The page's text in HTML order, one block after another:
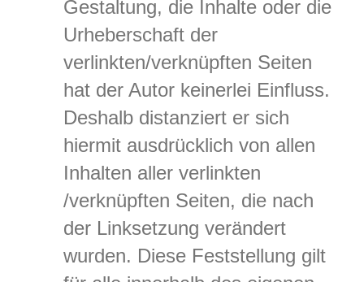
Gestaltung, die Inhalte oder die
Urheberschaft der
verlinkten/verknüpften Seiten
hat der Autor keinerlei Einfluss.
Deshalb distanziert er sich
hiermit ausdrücklich von allen
Inhalten aller verlinkten
/verknüpften Seiten, die nach
der Linksetzung verändert
wurden. Diese Feststellung gilt